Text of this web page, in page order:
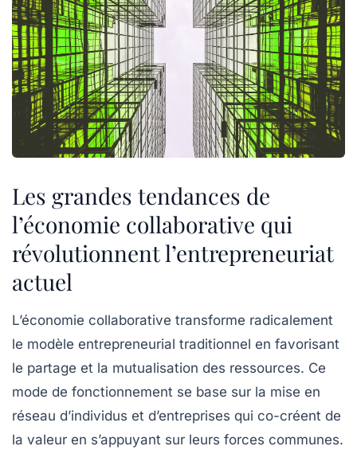
Les grandes tendances de
l’économie collaborative qui
révolutionnent l’entrepreneuriat
actuel
L’économie collaborative transforme radicalement
le modèle entrepreneurial traditionnel en favorisant
le partage et la mutualisation des ressources. Ce
mode de fonctionnement se base sur la mise en
réseau d’individus et d’entreprises qui co-créent de
la valeur en s’appuyant sur leurs forces communes.